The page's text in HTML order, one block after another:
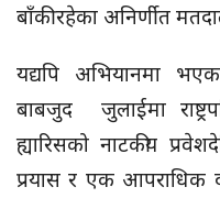
बाँकी रहेका अनिर्णीत
यद्यपि अभियानमा
बाबजुद जुलाईमा
ह्यारिसको नाटकीय
प्रयास र एक आपराधिक